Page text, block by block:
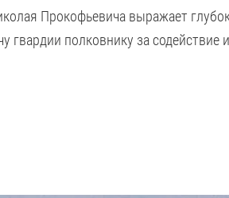
Прокофьевича выражает
полковнику за содействие